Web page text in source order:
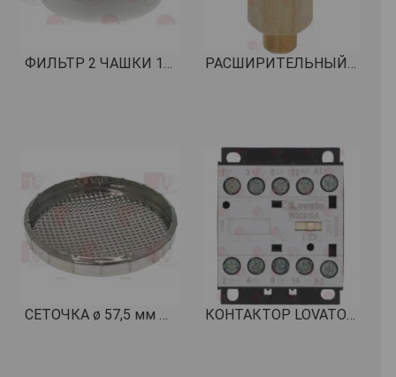
СЕТОЧКА ø 57,5 мм КОД: 1081003 КОНТАКТОР LOVATO BG0910A КОД: 3446556